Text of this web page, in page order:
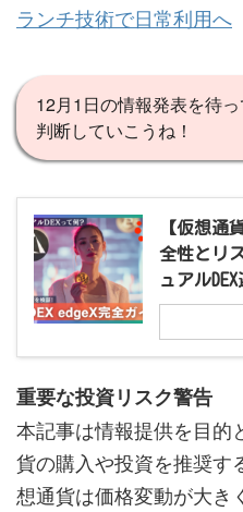
ランチ技術で日常利用へ
12月1日の情報発表を待
判断していこうね！
【仮想通
全性とリ
ュアル
重要な投資リスク警告
本記事は情報提供を目的
貨の購入や投資を推奨す
想通貨は価格変動が大き